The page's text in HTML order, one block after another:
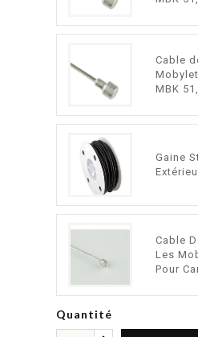
Cable
MBK
Gaine
Cable
Les
Pour
Quantité